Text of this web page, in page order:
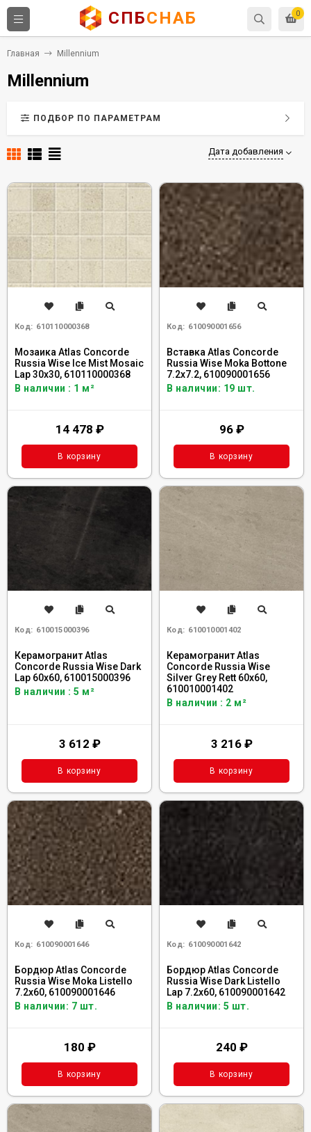
0
СПБСНАБ
Главная Millennium
Millennium
ПОДБОР ПО ПАРАМЕТРАМ
Дата добавления
Код: 610110000368
Мозаика Atlas Concorde
Russia Wise Ice Mist Mosaic
Lap 30x30, 610110000368
В наличии : 1 м²
14 478 ₽
В корзину
Код: 610090001656
Вставка Atlas Concorde
Russia Wise Moka Bottone
7.2x7.2, 610090001656
В наличии: 19 шт.
96 ₽
В корзину
Код: 610015000396
Керамогранит Atlas
Concorde Russia Wise Dark
Lap 60x60, 610015000396
В наличии : 5 м²
3 612 ₽
В корзину
Код: 610010001402
Керамогранит Atlas
Concorde Russia Wise
Silver Grey Rett 60x60,
610010001402
В наличии : 2 м²
3 216 ₽
В корзину
Код: 610090001646
Бордюр Atlas Concorde
Russia Wise Moka Listello
7.2x60, 610090001646
В наличии: 7 шт.
180 ₽
В корзину
Код: 610090001642
Бордюр Atlas Concorde
Russia Wise Dark Listello
Lap 7.2x60, 610090001642
В наличии: 5 шт.
240 ₽
В корзину